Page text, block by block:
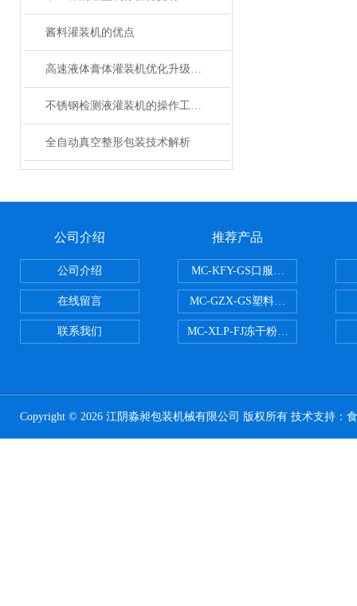
酱料灌装机的优点
高速液体膏体灌装机优化升级，打造高效灌装生产线！
不锈钢检测液灌装机的操作工序您知道是哪些？
全自动真空整形包装技术解析
公司介绍
公司介绍
在线留言
联系我们
推荐产品
MC-KFY-GS口服液灌装线
MC-GZX-GS塑料瓶高速跟踪式灌
MC-XLP-FJ冻干粉西林瓶灌装机
Copyright © 2026 江阴淼昶包装机械有限公司 版权所有 技术支持：